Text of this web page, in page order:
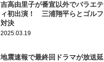
吉高由里子が番宣以外でバラエテ
ィ初出演！ 三浦翔平らとゴルフ
対決
2025.03.19
地震速報で最終回ドラマが放送延